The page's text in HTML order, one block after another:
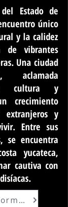
Estado de
único
y la calidez
de vibrantes
Una ciudad
cultura y
crecimiento
y
Entre sus
se encuentra
yucateca,
cautiva con
Descargar información